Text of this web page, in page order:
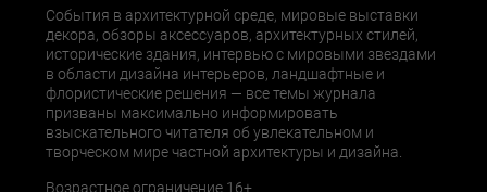
События в архитектурной среде, мировые выставки
декора, обзоры аксессуаров, архитектурных стилей,
исторические здания, интервью с мировыми звездами
в области дизайна интерьеров, ландшафтные и
флористические решения — все темы журнала
призваны максимально информировать
взыскательного читателя об увлекательном и
творческом мире частной архитектуры и дизайна.
Возрастное ограничение 16+